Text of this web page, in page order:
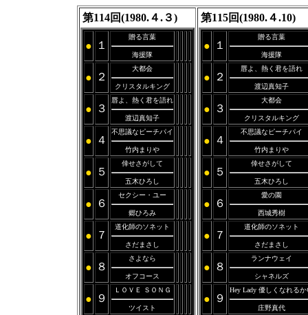
第114回(1980.４.３)
● １
贈る言葉
海援隊
● ２
大都会
クリスタルキング
● ３
唇よ、熱く君を語れ
渡辺真知子
● ４
不思議なピーチパイ
竹内まりや
● ５
倖せさがして
五木ひろし
● ６
セクシー・ユー
郷ひろみ
● ７
道化師のソネット
さだまさし
● ８
さよなら
オフコース
● ９
ＬＯＶＥ ＳＯＮＧ
ツイスト
第115回(1980.４.10)
● １
贈る言葉
海援隊
● ２
唇よ、熱く君を語れ
渡辺真知子
● ３
大都会
クリスタルキング
● ４
不思議なピーチパイ
竹内まりや
● ５
倖せさがして
五木ひろし
● ６
愛の園
西城秀樹
● ７
道化師のソネット
さだまさし
● ８
ランナウェイ
シャネルズ
● ９
Hey Lady 優しくなれるか
庄野真代